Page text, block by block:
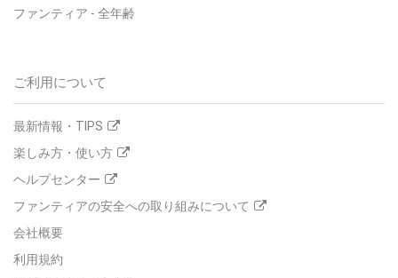
ファンティア - 全年齢
ご利用について
最新情報・TIPS
楽しみ方・使い方
ヘルプセンター
ファンティアの安全への取り組みについて
会社概要
利用規約